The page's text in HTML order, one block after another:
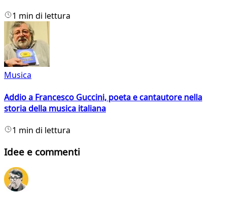
1 min di lettura
Musica
Addio a Francesco Guccini, poeta e cantautore nella
storia della musica italiana
1 min di lettura
Idee e commenti